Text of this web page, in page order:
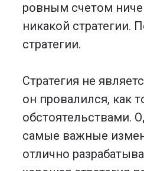
ровным счетом
никакой стратегии.
стратегии.
Стратегия не
он провалился, как
обстоятельствами.
самые важные
отлично